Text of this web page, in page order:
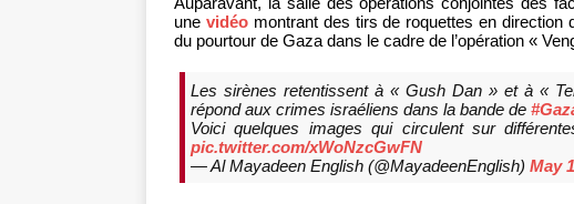
une vidéomontrant des tirs de roquettes en direction
du pourtour de Gaza dans le cadre de l’opération «
Les sirènes retentissent à « Gush Dan » et à «
répond aux crimes israéliens dans la bande de
Voici quelques images qui circulent sur
pic.twitter.com/xWoNzcGwFN
— Al Mayadeen English (@MayadeenEnglish) May